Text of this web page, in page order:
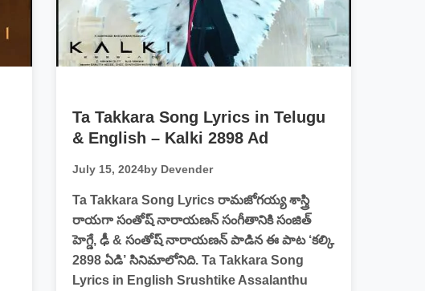
Ta Takkara Song Lyrics in Telugu
& English – Kalki 2898 Ad
July 15, 2024by Devender
Ta Takkara Song Lyrics రామజోగయ్య శాస్త్రి
రాయగా సంతోష్ నారాయణన్ సంగీతానికి సంజిత్
హెగ్డే, ఢీ & సంతోష్ నారాయణన్ పాడిన ఈ పాట ‘కల్కి
2898 ఏడి’ సినిమాలోనిది. Ta Takkara Song
Lyrics in English Srushtike Assalanthu